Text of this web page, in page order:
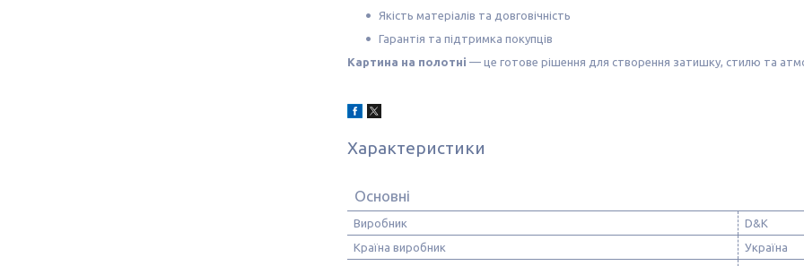
Якість матеріалів та довговічність
Гарантія та підтримка покупців
Картина на полотні — це готове рішення для створення затишку, стилю та
Характеристики
Основні
Виробник
D&K
Країна виробник
Україна